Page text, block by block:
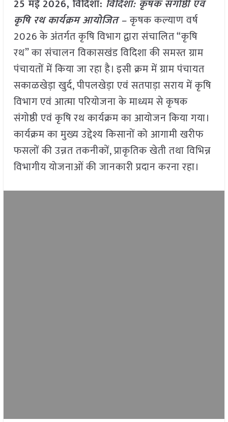
25 मई2026,विदिशा: विदिशा: कृषक संगोष्ठी एवं
कृषि रथ कार्यक्रम आयोजित –कृषक कल्याण वर्ष
2026 के अंतर्गत कृषि विभाग द्वारा संचालित “कृषि
रथ” का संचालन विकासखंड विदिशा की समस्त ग्राम
पंचायतों में किया जा रहा है। इसी क्रम में ग्राम पंचायत
सकाळखेड़ा खुर्द, पीपलखेड़ा एवं सतपाड़ा सराय में कृषि
विभाग एवं आत्मा परियोजना के माध्यम से कृषक
संगोष्ठी एवं कृषि रथ कार्यक्रम का आयोजन किया गया।
कार्यक्रम का मुख्य उद्देश्य किसानों को आगामी खरीफ
फसलों की उन्नत तकनीकों, प्राकृतिक खेती तथा विभिन्न
विभागीय योजनाओं की जानकारी प्रदान करना रहा।